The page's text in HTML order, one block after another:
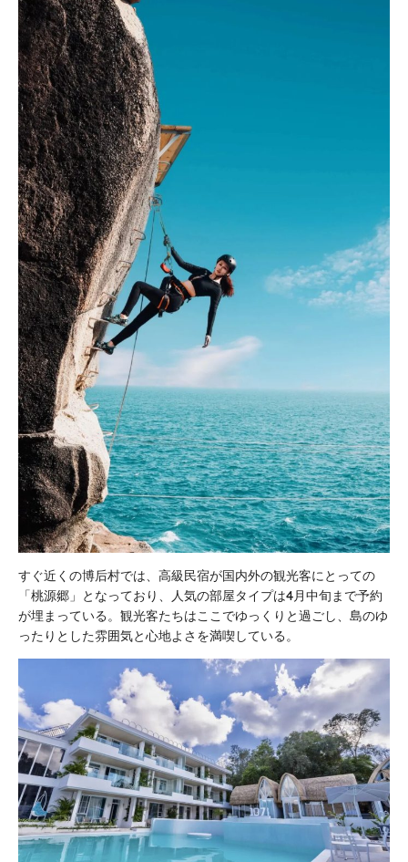
すぐ近くの博后村では、高級民宿が国内外の観光客にとっての
「桃源郷」となっており、人気の部屋タイプは4月中旬まで予約
が埋まっている。観光客たちはここでゆっくりと過ごし、島のゆ
ったりとした雰囲気と心地よさを満喫している。